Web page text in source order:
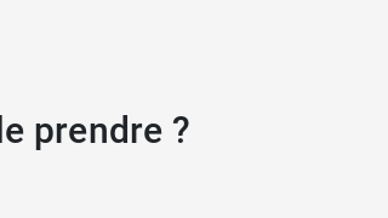
prendre ?